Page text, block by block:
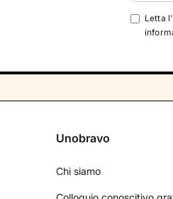
Letta l'
Unobravo
Chi siamo